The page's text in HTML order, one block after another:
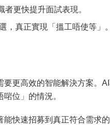
更快提升面試表現。
，真正實現「搵工唔使等」。
更高效的智能解決方案。
位」的情況。
快速招募到真正符合需求的